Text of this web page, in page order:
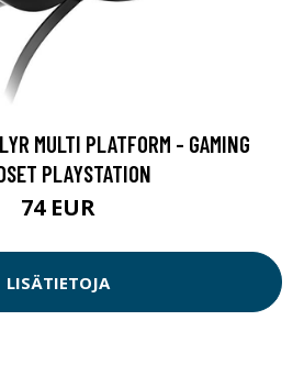
MULTI PLATFORM - GAMING
PLAYSTATION
74 EUR
LISÄTIETOJA